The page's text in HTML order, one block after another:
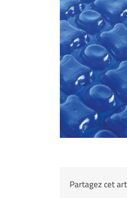
Partagez cet